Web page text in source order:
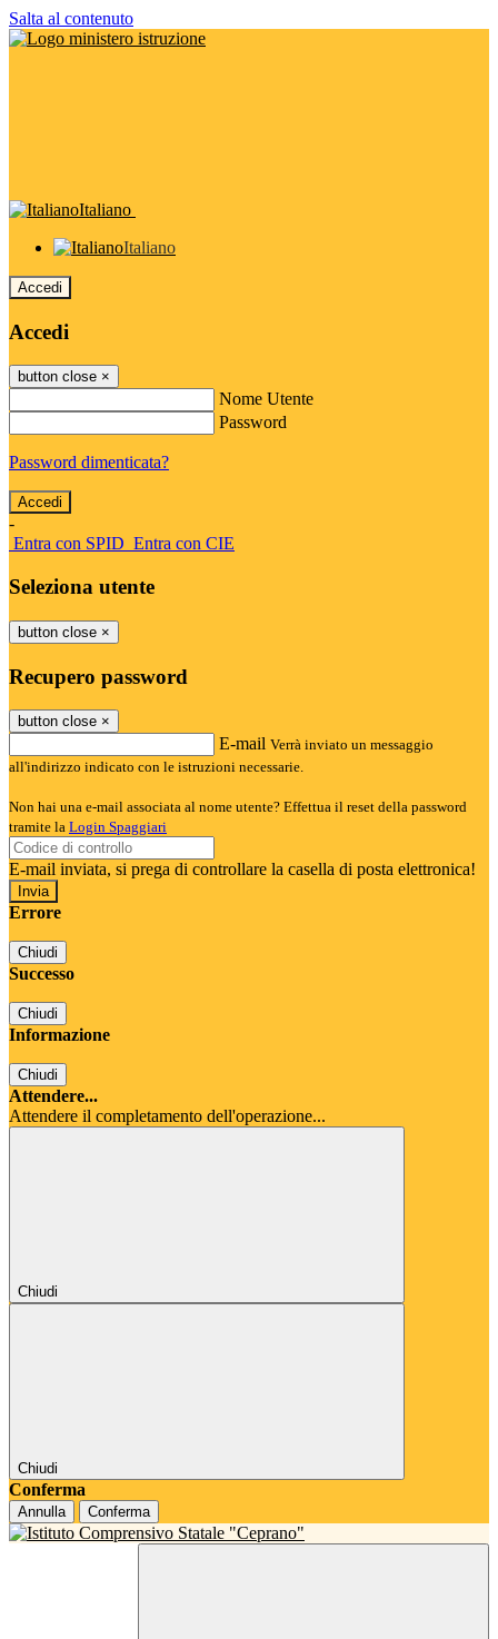
Salta al contenuto
Italiano
Italiano
Accedi
Accedi
button close ×
Nome Utente
Password
Password dimenticata?
-
Entra con SPID Entra con CIE
Seleziona utente
button close ×
Recupero password
button close ×
E-mail Verrà inviato un messaggio
all'indirizzo indicato con le istruzioni necessarie.
Non hai una e-mail associata al nome utente? Effettua il reset della password
tramite la Login Spaggiari
E-mail inviata, si prega di controllare la casella di posta elettronica!
Errore
Chiudi
Successo
Chiudi
Informazione
Chiudi
Attendere...
Attendere il completamento dell'operazione...
Chiudi
Chiudi
Conferma
Annulla Conferma